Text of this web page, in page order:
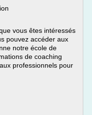
vous êtes intéressés
pouvez accéder aux
notre école de
de coaching
professionnels pour